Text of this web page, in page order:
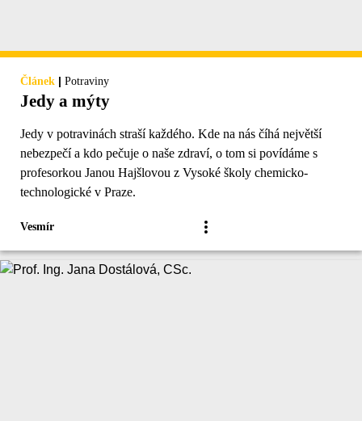
Článek | Potraviny
Jedy a mýty
Jedy v potravinách straší každého. Kde na nás číhá největší
nebezpečí a kdo pečuje o naše zdraví, o tom si povídáme s
profesorkou Janou Hajšlovou z Vysoké školy chemicko-
technologické v Praze.
Vesmír